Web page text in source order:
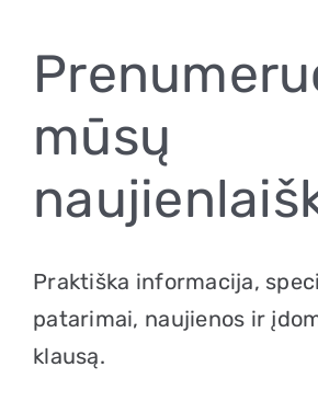
Klausos
Apie mus
Kontaktai
mūsų
Praktiška informacija,
patarimai, naujienos ir
klausą.